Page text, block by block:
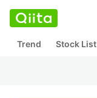
Trend Stock List